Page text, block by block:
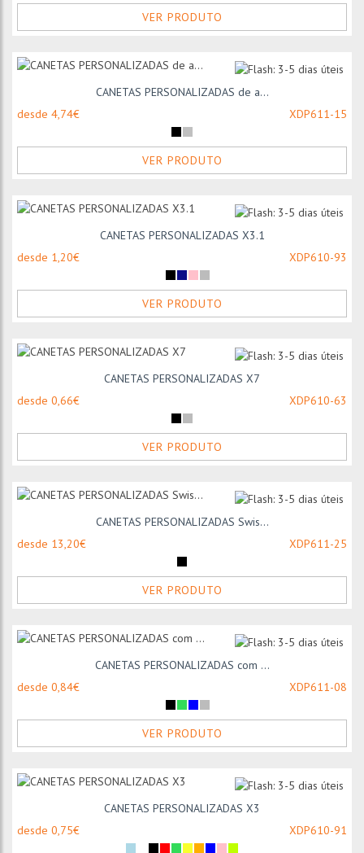
VER PRODUTO
CANETAS PERSONALIZADAS de a...
desde 4,74€
XDP611-15
VER PRODUTO
CANETAS PERSONALIZADAS X3.1
desde 1,20€
XDP610-93
VER PRODUTO
CANETAS PERSONALIZADAS X7
desde 0,66€
XDP610-63
VER PRODUTO
CANETAS PERSONALIZADAS Swis...
desde 13,20€
XDP611-25
VER PRODUTO
CANETAS PERSONALIZADAS com ...
desde 0,84€
XDP611-08
VER PRODUTO
CANETAS PERSONALIZADAS X3
desde 0,75€
XDP610-91